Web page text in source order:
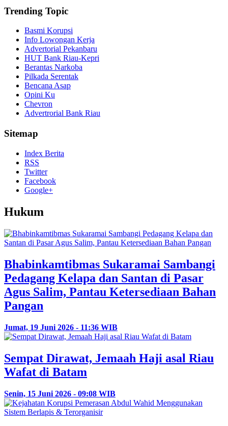
Trending Topic
Basmi Korupsi
Info Lowongan Kerja
Advertorial Pekanbaru
HUT Bank Riau-Kepri
Berantas Narkoba
Pilkada Serentak
Bencana Asap
Opini Ku
Chevron
Advertrorial Bank Riau
Sitemap
Index Berita
RSS
Twitter
Facebook
Google+
Hukum
Bhabinkamtibmas Sukaramai Sambangi
Pedagang Kelapa dan Santan di Pasar
Agus Salim, Pantau Ketersediaan Bahan
Pangan
Jumat, 19 Juni 2026 - 11:36 WIB
Sempat Dirawat, Jemaah Haji asal Riau
Wafat di Batam
Senin, 15 Juni 2026 - 09:08 WIB